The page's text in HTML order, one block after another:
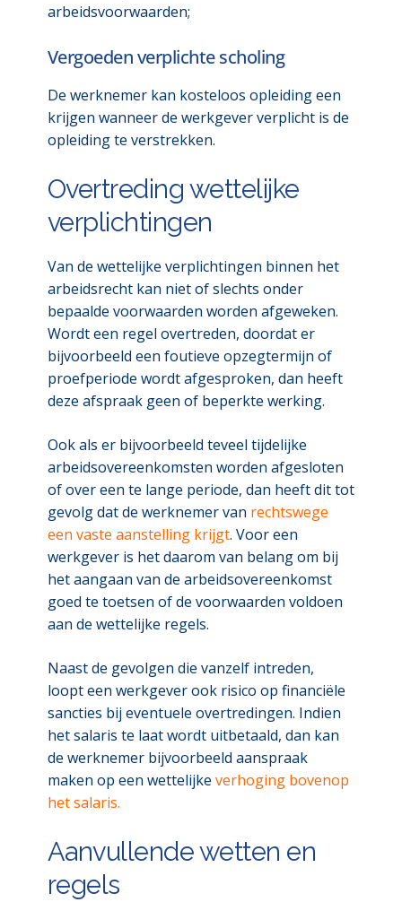
arbeidsvoorwaarden;
Vergoeden verplichte scholing
De werknemer kan kosteloos opleiding een
krijgen wanneer de werkgever verplicht is de
opleiding te verstrekken.
Overtreding wettelijke
verplichtingen
Van de wettelijke verplichtingen binnen het
arbeidsrecht kan niet of slechts onder
bepaalde voorwaarden worden afgeweken.
Wordt een regel overtreden, doordat er
bijvoorbeeld een foutieve opzegtermijn of
proefperiode wordt afgesproken, dan heeft
deze afspraak geen of beperkte werking.
Ook als er bijvoorbeeld teveel tijdelijke
arbeidsovereenkomsten worden afgesloten
of over een te lange periode, dan heeft dit tot
gevolg dat de werknemer van rechtswege
een vaste aanstelling krijgt. Voor een
werkgever is het daarom van belang om bij
het aangaan van de arbeidsovereenkomst
goed te toetsen of de voorwaarden voldoen
aan de wettelijke regels.
Naast de gevolgen die vanzelf intreden,
loopt een werkgever ook risico op financiële
sancties bij eventuele overtredingen. Indien
het salaris te laat wordt uitbetaald, dan kan
de werknemer bijvoorbeeld aanspraak
maken op een wettelijke verhoging bovenop
het salaris.
Aanvullende wetten en
regels